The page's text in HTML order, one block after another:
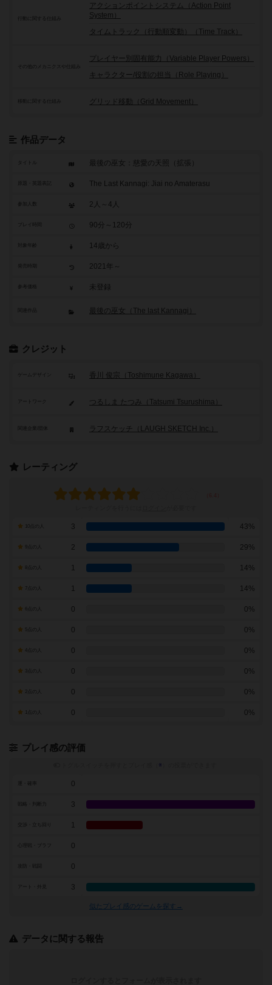
行動に関する仕組み
アクションポイントシステム（Action Point
System）
タイムトラック（行動順変動）（Time Track）
その他のメカニクスや仕組み
プレイヤー別固有能力（Variable Player Powers）
キャラクター/役割の担当（Role Playing）
移動に関する仕組み グリッド移動（Grid Movement）
作品データ
タイトル 最後の巫女：慈愛の天照（拡張）
The Last Kannagi: Jiai no Amaterasu
参加人数 2人～4人
90分～120分
14歳から
2021年～
参考価格 未登録
関連作品 最後の巫女（The last Kannagi）
クレジット
ゲームデザイン 香川 俊宗（Toshimune Kagawa）
アートワーク つるしま たつみ（Tatsumi Tsurushima）
ラフスケッチ（LAUGH SKETCH Inc.）
レーティング
3 43%
2 29%
1 14%
7点の人 1 14%
0 0%
0 0%
0 0%
0 0%
0 0%
0 0%
プレイ感の評価
※
0
戦略・判断力 3
1
0
0
アート・外見 3
似たプレイ感のゲームを探す→
データに関する報告